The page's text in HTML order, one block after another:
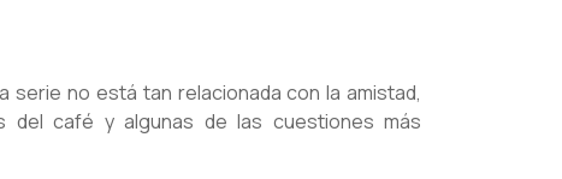
serie no está tan relacionada con la amistad,
del café y algunas de las cuestiones más